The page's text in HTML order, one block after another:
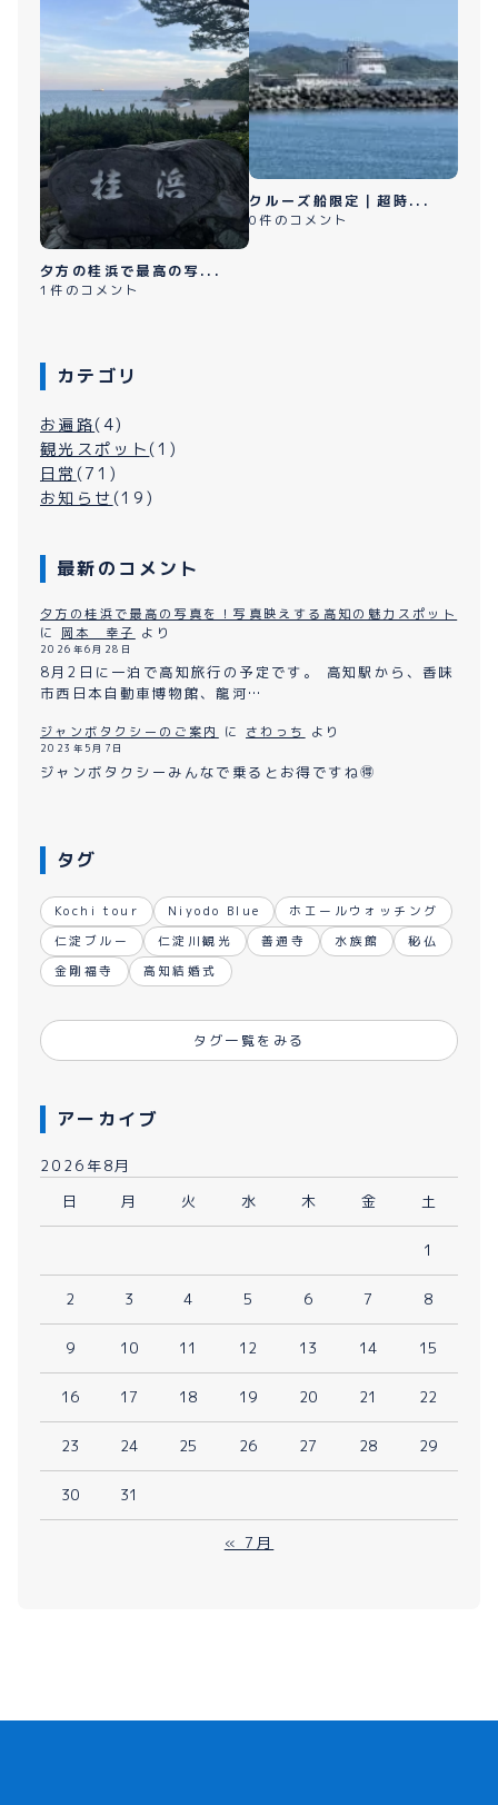
夕方の桂浜で最高の写...
1件のコメント
クルーズ船限定｜超時...
0件のコメント
カテゴリ
お遍路(4)
観光スポット (1)
日常 (71)
お知らせ (19)
最新のコメント
夕方の桂浜で最高の写真を！写真映えする高知の魅力スポット
に 岡本 幸子 より
2026年6月28日
8月2日に一泊で高知旅行の予定です。 高知駅から、香味
市西日本自動車博物館、龍河…
ジャンボタクシーのご案内 に さわっち より
2023年5月7日
ジャンボタクシーみんなで乗るとお得ですね🉐
タグ
Kochi tour Niyodo Blue
ホエールウォッチング
仁淀ブルー
仁淀川観光 善通寺 水族館
秘仏
金剛福寺
高知結婚式
タグ一覧をみる
アーカイブ
2026年8月
日
月 火 水 木 金 土
1
2 3 4 5 6 7 8
9 10 11 12 13 14 15
16 17 18 19 20 21 22
23 24 25 26 27 28 29
30 31
« 7月